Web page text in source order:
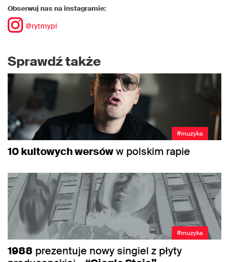
Obserwuj nas na instagramie:
@rytmypl
Sprawdź także
#muzyka
10 kultowych wersóww polskim rapie
#muzyka
1988 prezentuje nowy singiel z płyty